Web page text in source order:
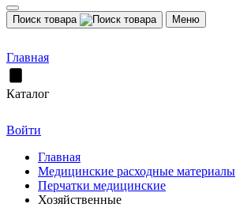
Поиск товара Меню
Главная
Каталог
Войти
Главная
Медицинские расходные материалы
Перчатки медицинские
Хозяйственные